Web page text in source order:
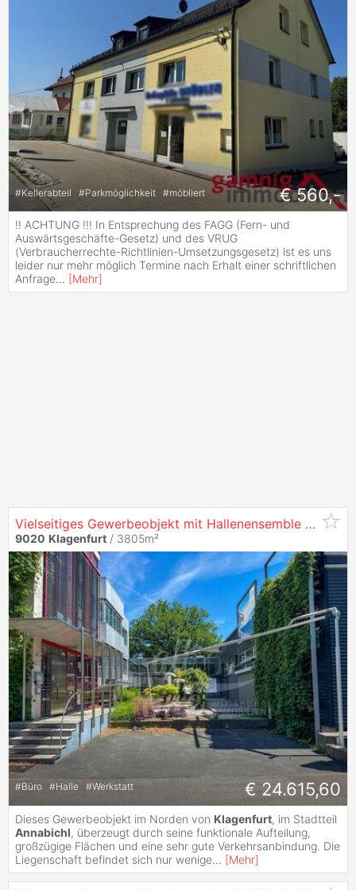
#Kellerabteil #Parkmöglichkeit #möbliert € 560,-
!! ACHTUNG !!! In Entsprechung des FAGG (Fern- und
Auswärtsgeschäfte-Gesetz) und des VRUG
(Verbraucherrechte-Richtlinien-Umsetzungsgesetz) ist es uns
leider nur mehr möglich Termine nach Erhalt einer schriftlichen
Anfrage... [Mehr]
Vielseitiges Gewerbeobjekt mit Hallenensemble und Büroflächen in
9020 Klagenfurt / 3805m²
#Büro #Halle #Werkstatt € 24.615,60
Dieses Gewerbeobjekt im Norden von Klagenfurt, im Stadtteil
Annabichl, überzeugt durch seine funktionale Aufteilung,
großzügige Flächen und eine sehr gute Verkehrsanbindung. Die
Liegenschaft befindet sich nur wenige... [Mehr]